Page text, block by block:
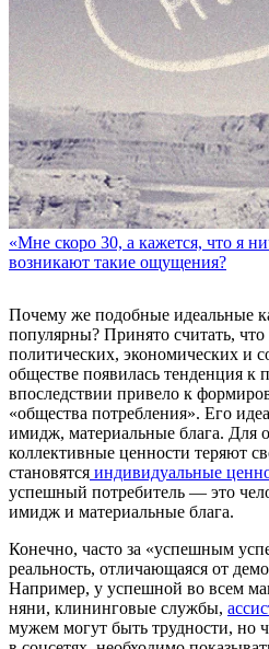
«Мне скоро 30, а кажется, что я
возникают такие ощущения?
Почему же подобные идеальные
популярны? Принято считать,
политических, экономических и
обществе появилась тенденция к
впоследствии привело к
«общества потребления». Его
имидж, материальные блага. Для
коллективные ценности теряют
становятся индивидуальные
успешный потребитель — это
имидж и материальные блага.
Конечно, часто за «успешным
реальность, отличающаяся от
Например, у успешной во всем
няни, клининговые службы,
мужем могут быть трудности, но